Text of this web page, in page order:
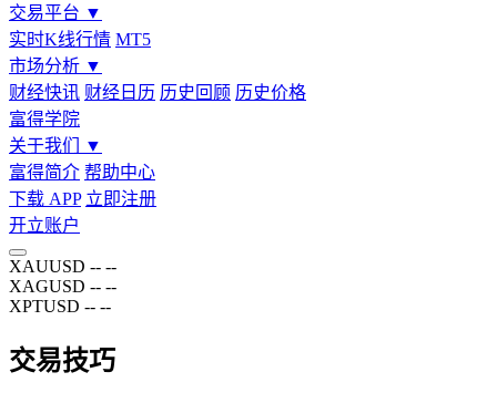
交易平台 ▼
实时K线行情 MT5
市场分析 ▼
财经快讯 财经日历 历史回顾 历史价格
富得学院
关于我们
▼
富得简介 帮助中心
下载 APP 立即注册
开立账户
XAUUSD -- --
XAGUSD -- --
XPTUSD -- --
交易技巧